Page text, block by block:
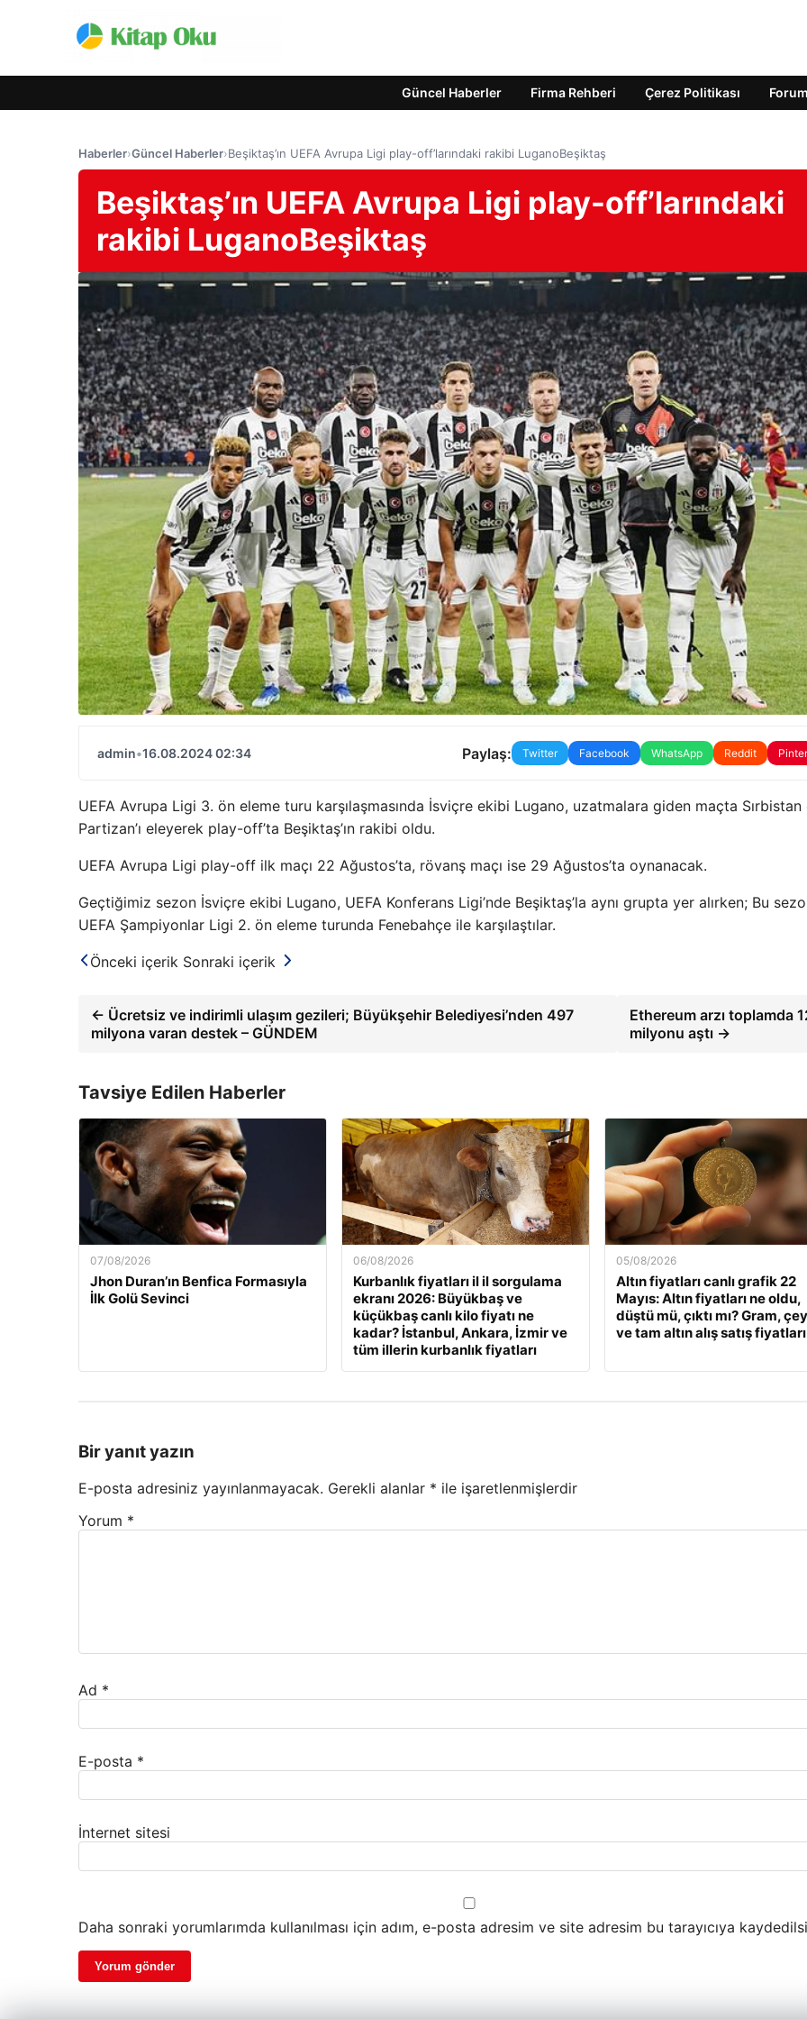
Güncel Haberler Firma Rehberi Çerez Politikası Forum
Haberler›Güncel Haberler›Beşiktaş’ın UEFA Avrupa Ligi play-off’larındaki rakibi LuganoBeşiktaş
Beşiktaş’ın UEFA Avrupa Ligi play-off’larındaki
rakibi LuganoBeşiktaş
admin•16.08.2024 02:34 Paylaş: Twitter Facebook WhatsApp Reddit
UEFA Avrupa Ligi 3. ön eleme turu karşılaşmasında İsviçre ekibi Lugano, uzatmalara giden maçta Sırbistan
Partizan’ı eleyerek play-off’ta Beşiktaş’ın rakibi oldu.
UEFA Avrupa Ligi play-off ilk maçı 22 Ağustos’ta, rövanş maçı ise 29 Ağustos’ta oynanacak.
Geçtiğimiz sezon İsviçre ekibi Lugano, UEFA Konferans Ligi’nde Beşiktaş’la aynı grupta yer alırken; Bu
UEFA Şampiyonlar Ligi 2. ön eleme turunda Fenebahçe ile karşılaştılar.
Önceki içerik Sonraki içerik
← Ücretsiz ve indirimli ulaşım gezileri; Büyükşehir Belediyesi’nden 497
milyona varan destek – GÜNDEM
Ethereum arzı toplamda
milyonu aştı →
Tavsiye Edilen Haberler
07/08/2026
Jhon Duran’ın Benfica Formasıyla
İlk Golü Sevinci
06/08/2026
Kurbanlık fiyatları il il sorgulama
ekranı 2026: Büyükbaş ve
küçükbaş canlı kilo fiyatı ne
kadar? İstanbul, Ankara, İzmir ve
tüm illerin kurbanlık fiyatları
05/08/2026
Altın fiyatları canlı grafik 22
Mayıs: Altın fiyatları ne oldu,
düştü mü, çıktı mı? Gram,
ve tam altın alış satış fiyatları
Bir yanıt yazın
E-posta adresiniz yayınlanmayacak. Gerekli alanlar * ile işaretlenmişlerdir
Yorum *
Ad *
E-posta *
İnternet sitesi
Daha sonraki yorumlarımda kullanılması için adım, e-posta adresim ve site adresim bu tarayıcıya